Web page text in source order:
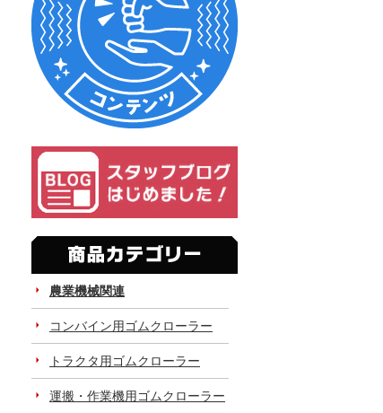
農業機械関連
コンバイン用ゴムクローラー
トラクタ用ゴムクローラー
運搬・作業機用ゴムクローラー